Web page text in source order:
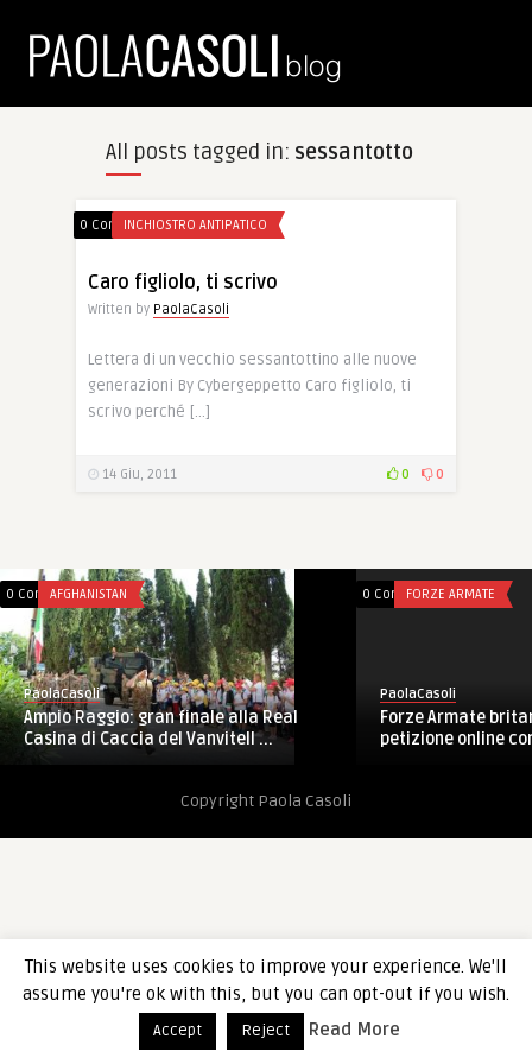
All posts tagged in: sessantotto
0 CommentsINCHIOSTRO ANTIPATICO
Caro figliolo, ti scrivo
Written by PaolaCasoli
Lettera di un vecchio sessantottino alle nuove
generazioni By Cybergeppetto Caro figliolo, ti
scrivo perché […]
14 Giu, 2011 0 0
0 CommentsAFGHANISTAN
PaolaCasoli
Ampio Raggio: gran finale alla Real
Casina di Caccia del Vanvitell ...
0 CommentsFORZE ARMATE
PaolaCasoli
Forze Armate
petizione online
Copyright Paola Casoli
This website uses cookies to improve your experience. We'll
assume you're ok with this, but you can opt-out if you wish.
Accept Reject Read More